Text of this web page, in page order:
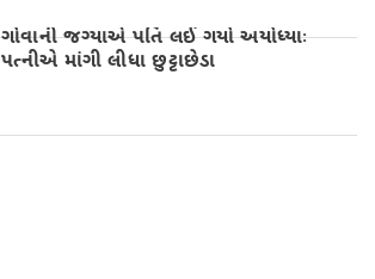
ગોવાની જગ્યાએ પતિ લઈ ગયો અયોધ્યાઃ
પત્નીએ માંગી લીધા છુટ્ટાછેડા